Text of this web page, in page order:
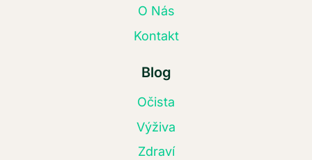
O Nás
Kontakt
Blog
Očista
Výživa
Zdraví